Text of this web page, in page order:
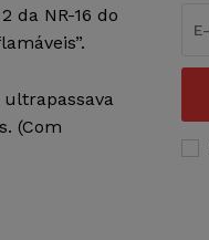
da NR-16 do
(Com